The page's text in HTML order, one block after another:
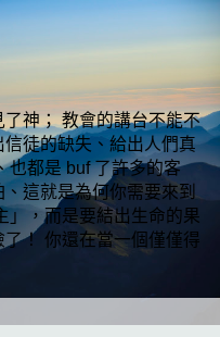
神； 教會的講台不能不
徒的缺失、給出人們真
也都是 buf 了許多的客
這就是為何你需要來到
」，而是要結出生命的果
！ 你還在當一個僅僅得